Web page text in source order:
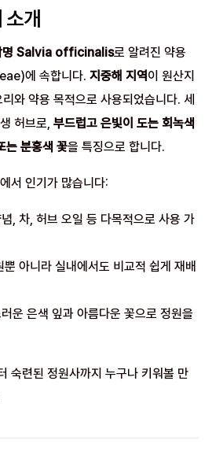
소개
명 Salvia officinalis로 알려진 약용
에 속합니다.지중해 지역이 원산지
와 약용 목적으로 사용되었습니다. 세
허브로,부드럽고 은빛이 도는 회녹색
는 분홍색 꽃을 특징으로 합니다.
서 인기가 많습니다:
, 차, 허브 오일 등 다목적으로 사용 가
뿐 아니라 실내에서도 비교적 쉽게 재배
운 은색 잎과 아름다운 꽃으로 정원을
숙련된 정원사까지 누구나 키워볼 만